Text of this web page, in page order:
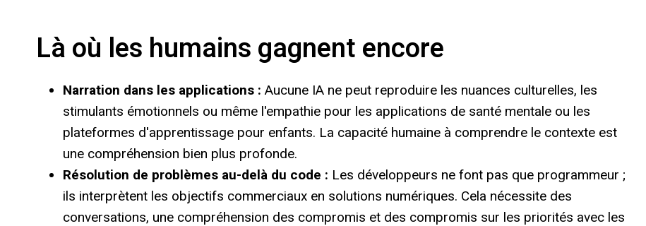
Là où les humains gagnent encore
Narration dans les applications : Aucune IA ne peut reproduire les nuances culturelles, les
stimulants émotionnels ou même l'empathie pour les applications de santé mentale ou les
plateformes d'apprentissage pour enfants. La capacité humaine à comprendre le contexte est
une compréhension bien plus profonde.
Résolution de problèmes au-delà du code : Les développeurs ne font pas que programmeur ;
ils interprètent les objectifs commerciaux en solutions numériques. Cela nécessite des
conversations, une compréhension des compromis et des compromis sur les priorités avec les